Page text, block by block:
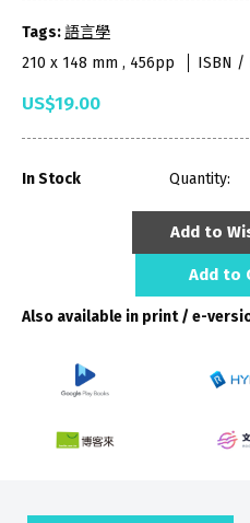
Tags: 語言學
210 x 148 mm , 456pp
ISBN /
US$19.00
In Stock Quantity:
Add to
Add to
Also available in print / e-